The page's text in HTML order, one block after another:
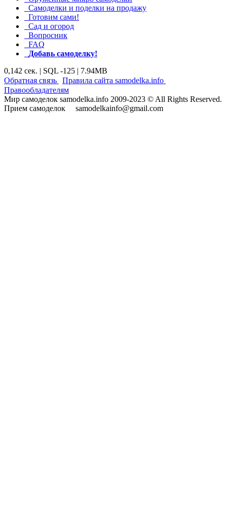
Самоделки и поделки на продажу
Готовим сами!
Сад и огород
Вопросник
FAQ
Добавь самоделку!
0,142 сек. | SQL -125 | 7.94MB
Обратная связь
Правила сайта samodelka.info
Правообладателям
Мир самоделок samodelka.info 2009-2023 © All Rights Reserved.
Прием самоделок samodelkainfo@gmail.com